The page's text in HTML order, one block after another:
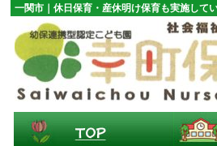
一関市｜休日保育・産休明け保育も実施してい